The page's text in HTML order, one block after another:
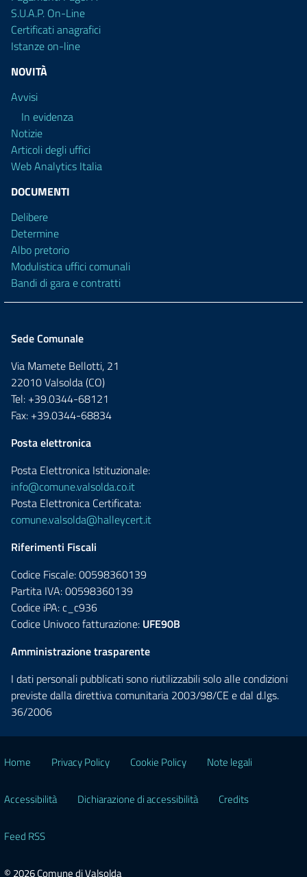
S.U.A.P. On-Line
Certificati anagrafici
Istanze on-line
NOVITÀ
Avvisi
In evidenza
Notizie
Articoli degli uffici
Web Analytics Italia
DOCUMENTI
Delibere
Determine
Albo pretorio
Modulistica uffici comunali
Bandi di gara e contratti
Sede Comunale
Via Mamete Bellotti, 21
22010 Valsolda (CO)
Tel: +39.0344-68121
Fax: +39.0344-68834
Posta elettronica
Posta Elettronica Istituzionale:
info@comune.valsolda.co.it
Posta Elettronica Certificata:
comune.valsolda@halleycert.it
Riferimenti Fiscali
Codice Fiscale: 00598360139
Partita IVA: 00598360139
Codice iPA: c_c936
Codice Univoco fatturazione: UFE90B
Amministrazione trasparente
I dati personali pubblicati sono riutilizzabili solo alle condizioni
previste dalla direttiva comunitaria 2003/98/CE e dal d.lgs.
36/2006
Home Privacy Policy Cookie Policy Note legali
Accessibilità Dichiarazione di accessibilità Credits
Feed RSS
© 2026 Comune di Valsolda